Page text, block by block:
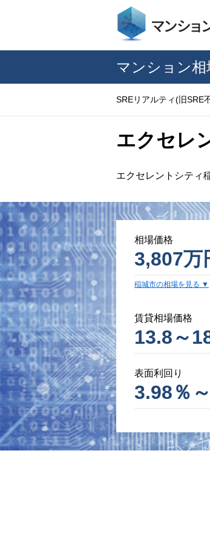
マンション相
SREリアルティ(旧SRE
エクセレ
エクセレントシティ
相場価格
3,807万
稲城市の相場を見る
賃貸相場価格
13.8～
表面利回り
3.98％